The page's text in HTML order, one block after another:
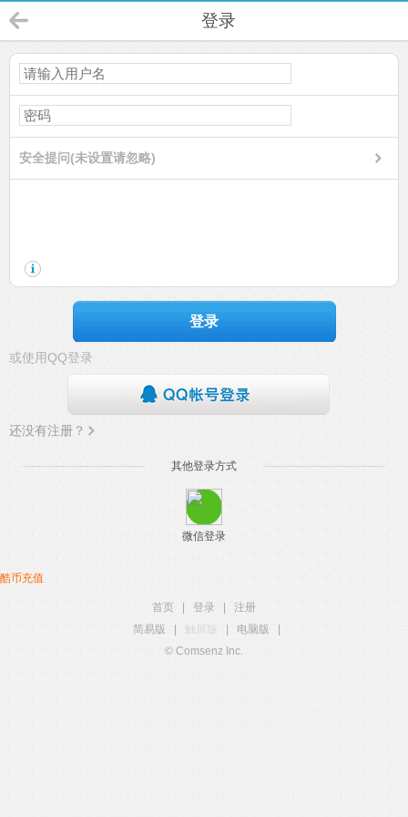
登录
安全提问(未设置请忽略)
登录
或使用QQ登录
还没有注册？
其他登录方式
微信登录
酷币充值
首页 登录
注册
简易版
触屏版 电脑版
© Comsenz Inc.